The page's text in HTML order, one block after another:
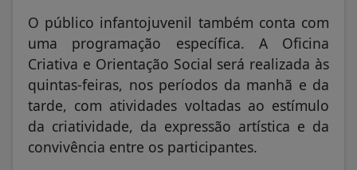
O público infantojuvenil também conta com
uma programação específica. A Oficina
Criativa e Orientação Social será realizada às
quintas-feiras, nos períodos da manhã e da
tarde, com atividades voltadas ao estímulo
da criatividade, da expressão artística e da
convivência entre os participantes.